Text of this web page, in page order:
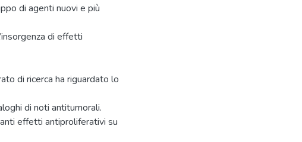
di agenti nuovi e più
di effetti
di ricerca ha riguardato lo
di noti antitumorali.
effetti antiproliferativi su